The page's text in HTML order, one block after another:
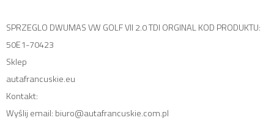
SPRZEGLO DWUMAS VW GOLF VII 2.0 TDI ORGINAL KOD PRODUKTU:
50E1-70423
Sklep
autafrancuskie.eu
Kontakt:
Wyślij email: biuro@autafrancuskie.com.pl